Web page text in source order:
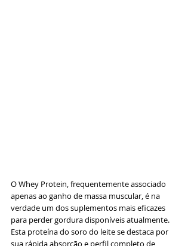
O Whey Protein, frequentemente associado
apenas ao ganho de massa muscular, é na
verdade um dos suplementos mais eficazes
para perder gordura disponíveis atualmente.
Esta proteína do soro do leite se destaca por
sua rápida absorção e perfil completo de